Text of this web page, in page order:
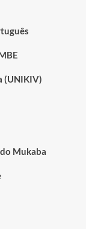
(UNIKIV)
Mukaba